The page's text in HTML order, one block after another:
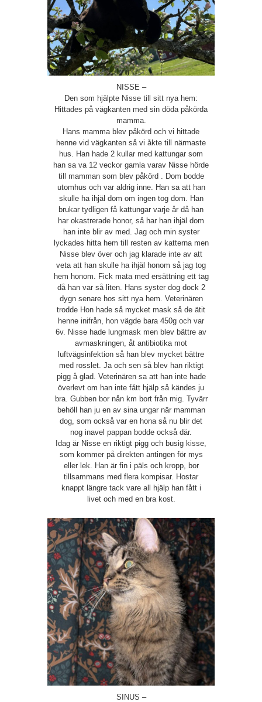
NISSE –
Den som hjälpte Nisse till sitt nya hem:
Hittades på vägkanten med sin döda påkörda
mamma.
Hans mamma blev påkörd och vi hittade
henne vid vägkanten så vi åkte till närmaste
hus. Han hade 2 kullar med kattungar som
han sa va 12 veckor gamla varav Nisse hörde
till mamman som blev påkörd . Dom bodde
utomhus och var aldrig inne. Han sa att han
skulle ha ihjäl dom om ingen tog dom. Han
brukar tydligen få kattungar varje år då han
har okastrerade honor, så har han ihjäl dom
han inte blir av med. Jag och min syster
lyckades hitta hem till resten av katterna men
Nisse blev över och jag klarade inte av att
veta att han skulle ha ihjäl honom så jag tog
hem honom. Fick mata med ersättning ett tag
då han var så liten. Hans syster dog dock 2
dygn senare hos sitt nya hem. Veterinären
trodde Hon hade så mycket mask så de ätit
henne inifrån, hon vägde bara 450g och var
6v. Nisse hade lungmask men blev bättre av
avmaskningen, åt antibiotika mot
luftvägsinfektion så han blev mycket bättre
med rosslet. Ja och sen så blev han riktigt
pigg å glad. Veterinären sa att han inte hade
överlevt om han inte fått hjälp så kändes ju
bra. Gubben bor nån km bort från mig. Tyvärr
behöll han ju en av sina ungar när mamman
dog, som också var en hona så nu blir det
nog inavel pappan bodde också där.
Idag är Nisse en riktigt pigg och busig kisse,
som kommer på direkten antingen för mys
eller lek. Han är fin i päls och kropp, bor
tillsammans med flera kompisar. Hostar
knappt längre tack vare all hjälp han fått i
livet och med en bra kost.
SINUS –